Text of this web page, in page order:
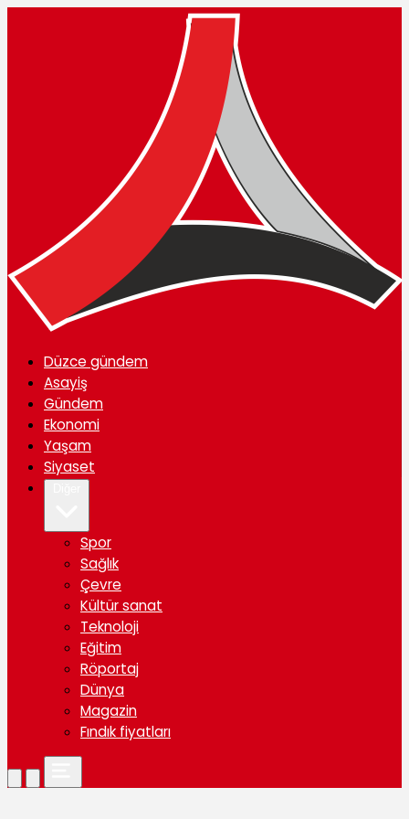
Düzce gündem
Asayiş
Gündem
Ekonomi
Yaşam
Siyaset
Spor
Sağlık
Çevre
Kültür sanat
Teknoloji
Eğitim
Röportaj
Dünya
Magazin
Fındık fiyatları